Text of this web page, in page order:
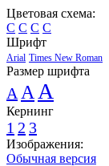
Цветовая схема:
C C C C
Шрифт
Arial Times New Roman
Размер шрифта
A A A
Кернинг
1 2 3
Изображения:
Обычная версия